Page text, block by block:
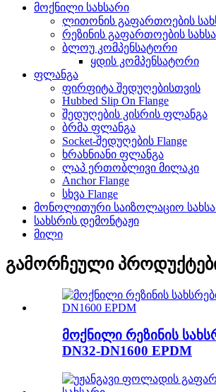
მოქნილი სახსარი
ლითონის გაფართოების
რეზინის გაფართოების
ბლოუ კომპენსატორი
ყდის კომპენსატორი
ფლანგა
ფირფიტა შედუღებისთვის
Hubbed Slip On Flange
შედუღების კისრის ფლანგა
ბრმა ფლანგა
Socket-შედუღების Flange
ხრახნიანი ფლანგა
ლაპ ერთობლივი მილაკი
Anchor Flange
სხვა Flange
მონოლითური საიზოლაციო
სახსრის დემონტაჟი
მილი
გამორჩეული
მოქნილი რეზინის
DN32-DN1600 EPDM